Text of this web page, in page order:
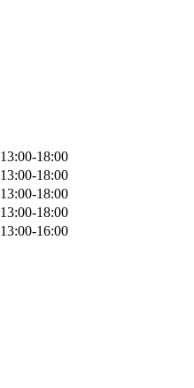
18:00
18:00
18:00
18:00
16:00